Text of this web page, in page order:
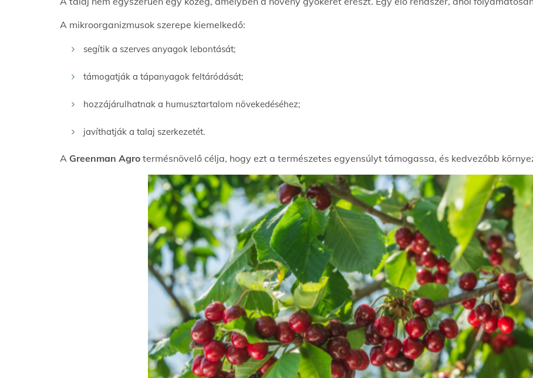
A mikroorganizmusok szerepe kiemelkedő:
segítik a szerves anyagok lebontását;
támogatják a tápanyagok feltáródását;
hozzájárulhatnak a humusztartalom növekedéséhez;
javíthatják a talaj szerkezetét.
A Greenman Agro termésnövelő célja, hogy ezt a természetes egyensúlyt támogassa, és kedvezőbb